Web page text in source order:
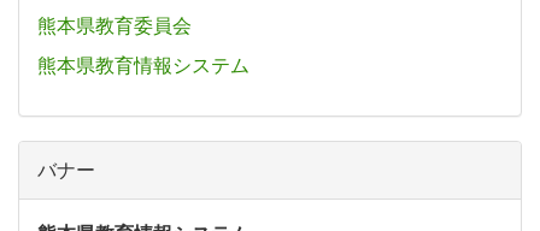
熊本県教育委員会
熊本県教育情報システム
バナー